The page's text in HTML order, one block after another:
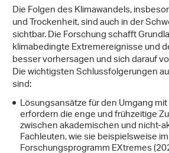
Die Folgen des Klimawandels,
und Trockenheit, sind auch in der
sichtbar. Die Forschung schafft
klimabedingte Extremereignisse und
besser vorhersagen und sich darauf
Die wichtigsten Schlussfolgerungen
sind:
Lösungsansätze für den Umgang
erfordern die enge und frühzeitige
zwischen akademischen und nicht-
Fachleuten, wie sie beispielsweise
Forschungsprogramm EXtremes